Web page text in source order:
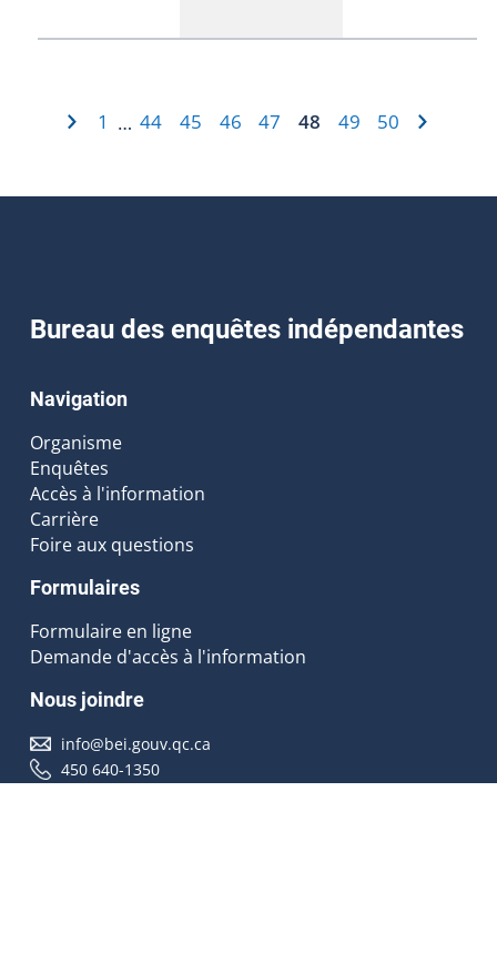
1 … 44 45 46 47 48 49 50
Bureau des enquêtes indépendantes
Navigation
Organisme
Enquêtes
Accès à l'information
Carrière
Foire aux questions
Formulaires
Formulaire en ligne
Demande d'accès à l'information
Nous joindre
info@bei.gouv.qc.ca
450 640-1350